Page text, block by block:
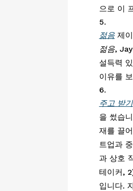
으로 이
젊음 제이
젊음,
설득력
이유를
주고 받기
을 썼습
재를 끌
트업과
과 상호
테이커,
입니다.